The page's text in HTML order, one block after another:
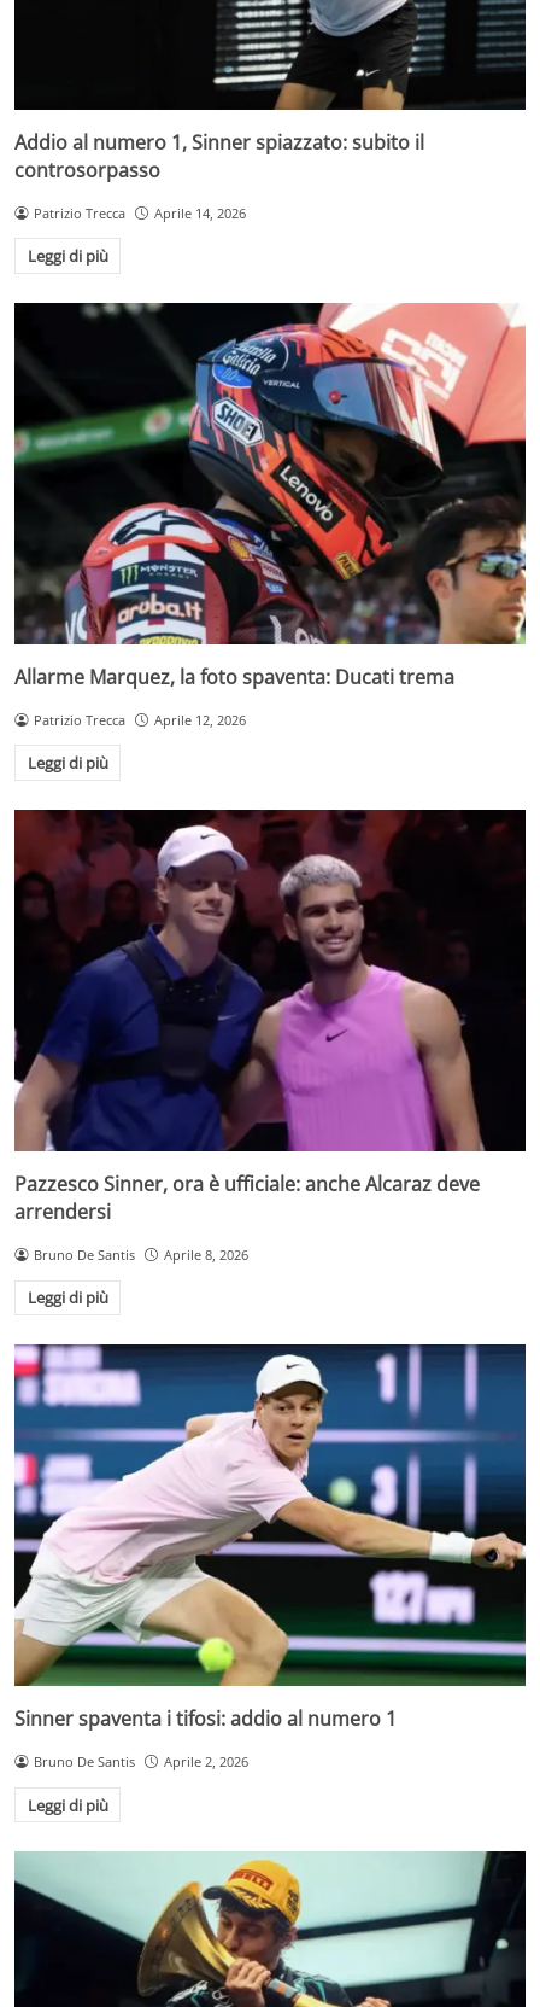
Addio al numero 1, Sinner spiazzato: subito il
controsorpasso
Patrizio Trecca Aprile 14, 2026
Leggi di più
Allarme Marquez, la foto spaventa: Ducati trema
Patrizio Trecca Aprile 12, 2026
Leggi di più
Pazzesco Sinner, ora è ufficiale: anche Alcaraz deve
arrendersi
Bruno De Santis Aprile 8, 2026
Leggi di più
Sinner spaventa i tifosi: addio al numero 1
Bruno De Santis Aprile 2, 2026
Leggi di più